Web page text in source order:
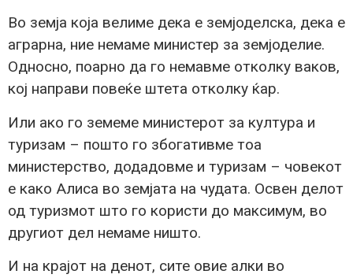
Во земја која велиме дека е земјоделска, дека е
аграрна, ние немаме министер за земјоделие.
Односно, поарно да го немавме отколку ваков,
кој направи повеќе штета отколку ќар.
Или ако го земеме министерот за култура и
туризам – пошто го збогативме тоа
министерство, додадовме и туризам – човекот
е како Алиса во земјата на чудата. Освен делот
од туризмот што го користи до максимум, во
другиот дел немаме ништо.
И на крајот на денот, сите овие алки во